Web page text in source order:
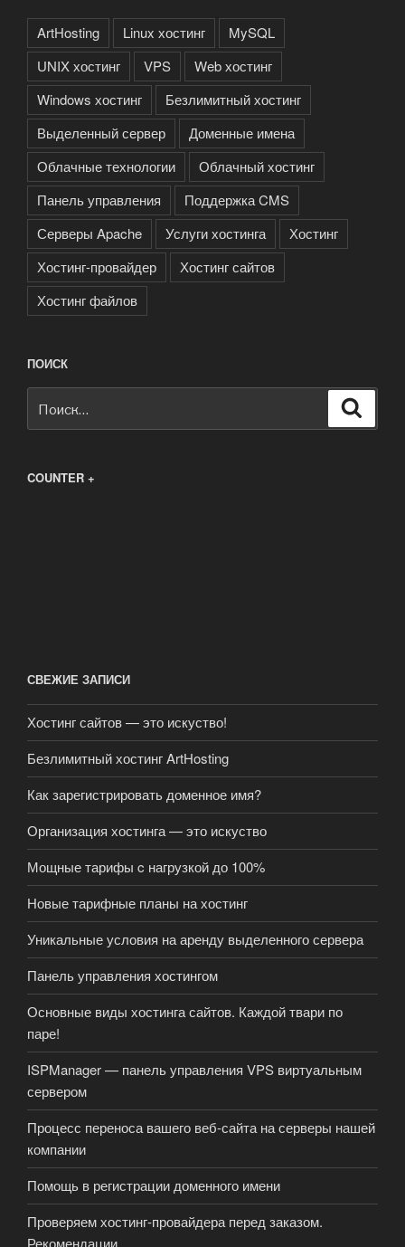
ArtHosting Linux хостинг
MySQL
UNIX хостинг
VPS
Web хостинг
Windows хостинг
Безлимитный хостинг
Выделенный сервер
Доменные имена
Облачные технологии
Облачный хостинг
Панель управления
Поддержка CMS
Серверы Apache
Услуги хостинга
Хостинг
Хостинг-провайдер
Хостинг сайтов
Хостинг файлов
ПОИСК
COUNTER +
СВЕЖИЕ ЗАПИСИ
Хостинг сайтов — это искуство!
Безлимитный хостинг ArtHosting
Как зарегистрировать доменное имя?
Организация хостинга — это искуство
Мощные тарифы c нагрузкой до 100%
Новые тарифные планы на хостинг
Уникальные условия на аренду выделенного сервера
Панель управления хостингом
Основные виды хостинга сайтов. Каждой твари по
паре!
ISPManager — панель управления VPS виртуальным
сервером
Процесс переноса вашего веб-сайта на серверы нашей
компании
Помощь в регистрации доменного имени
Проверяем хостинг-провайдера перед заказом.
Рекомендации.